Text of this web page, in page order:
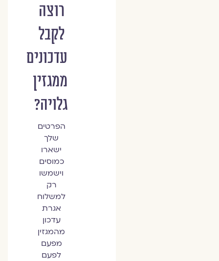
רוצה
לקבל
עדכונים
ממגזין
גלויה?
הפרטים
שלך
ישארו
כמוסים
וישמשו
רק
למשלוח
אגרת
עדכון
מהמגזין
מפעם
לפעם